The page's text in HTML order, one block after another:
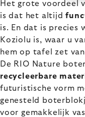
Het grote voordeel
is dat het altijd
is. En dat is precies
Koziolu is, waar u
hem op tafel zet
De RIO Nature
recycleerbare
futuristische vorm
genesteld
voor gemakkelijk